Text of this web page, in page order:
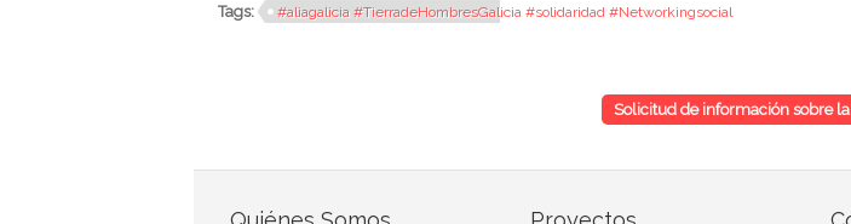
Tags: #aliagalicia #TierradeHombresGalicia #solidaridad #Networkingsocial
Solicitud de información sobre